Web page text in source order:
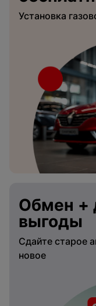
Установка
Обмен +
выгоды
Сдайте старое
новое